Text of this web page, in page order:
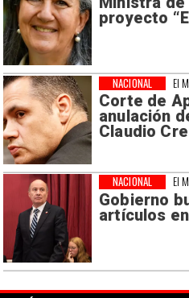
proyecto
El
Corte de
anulación
Claudio
NACIONAL
El
Gobierno
artículos
NACIONAL